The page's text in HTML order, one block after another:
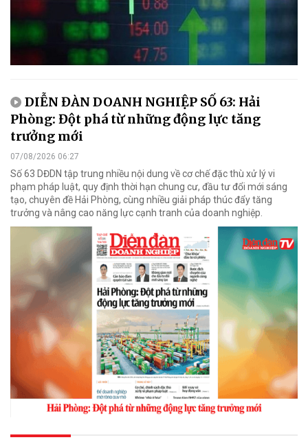
DIỄN ĐÀN DOANH NGHIỆP SỐ 63: Hải
Phòng: Đột phá từ những động lực tăng
trưởng mới
07/08/2026 06:27
Số 63 DĐDN tập trung nhiều nội dung về cơ chế đặc thù xử lý vi
phạm pháp luật, quy định thời hạn chung cư, đầu tư đổi mới sáng
tạo, chuyên đề Hải Phòng, cùng nhiều giải pháp thúc đẩy tăng
trưởng và nâng cao năng lực cạnh tranh của doanh nghiệp.